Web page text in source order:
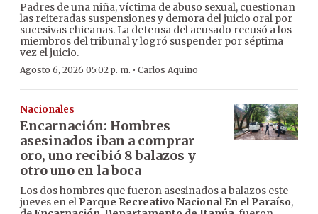
Padres de una niña, víctima de abuso sexual, cuestionan
las reiteradas suspensiones y demora del juicio oral por
sucesivas chicanas. La defensa del acusado recusó a los
miembros del tribunal y logró suspender por séptima
vez el juicio.
Agosto 6, 2026 05:02 p. m. · Carlos Aquino
Nacionales
Encarnación: Hombres
asesinados iban a comprar
oro, uno recibió 8 balazos y
otro uno en la boca
Los dos hombres que fueron asesinados a balazos este
jueves en el Parque Recreativo Nacional En el Paraíso,